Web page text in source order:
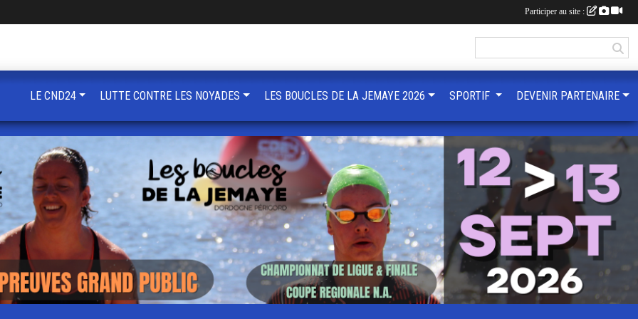
LE CND24 LUTTE CONTRE LES NOYADES LES BOUCLES DE LA JEMAYE 2026 SPORTIF DEVENIR PARTENAIRE
Participer au site :